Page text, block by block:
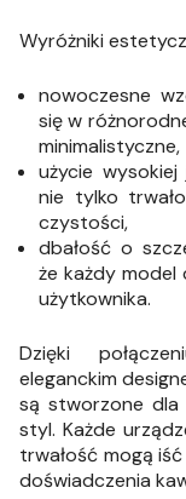
Wyróżniki
nowoczesne
się w
minimalistyczne,
użycie wysokiej
nie tylko
czystości,
dbałość o
że każdy model
użytkownika.
Dzięki
eleganckim
są stworzone
styl. Każde
trwałość mogą
doświadczenia